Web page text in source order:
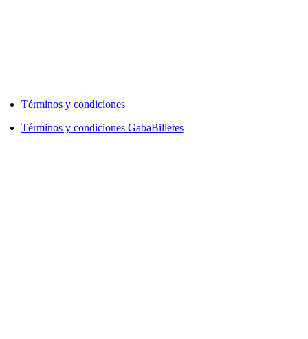
Términos y condiciones
Términos y condiciones GabaBilletes